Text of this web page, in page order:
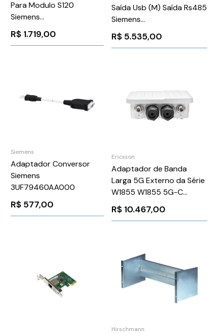
Para Modulo S120
Siemens
6SL31622ME010AC0
R$ 1.719,00
Saída Usb (M) Saída Rs485
Siemens
6GK15710BA000AA0
R$ 5.535,00
Siemens
Adaptador Conversor
Siemens
3UF79460AA000
R$ 577,00
Ericsson
Adaptador de Banda
Larga 5G Externo da Série
W1855 W1855 5G-C
Outdoor Wideband
Adapter Series
R$ 10.467,00
Hirschmann